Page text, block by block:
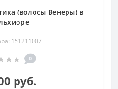
(волосы Венеры) в
151211007
0
руб.